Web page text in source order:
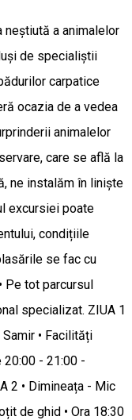
neștiută a animalelor
de specialiștii
carpatice
ocazia de a vedea
animalelor
care se află la
ne instalăm în liniște
excursiei poate
condițiile
se fac cu
Pe tot parcursul
specializat. ZIUA 1
• Facilități
20:00 - 21:00 -
2 • Dimineața - Mic
de ghid • Ora 18:30